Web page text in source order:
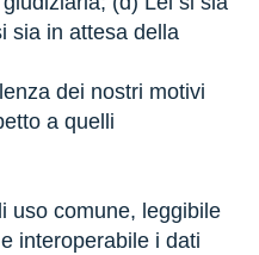
sia in attesa della
dei nostri motivi
a quelli
uso comune, leggibile
interoperabile i dati